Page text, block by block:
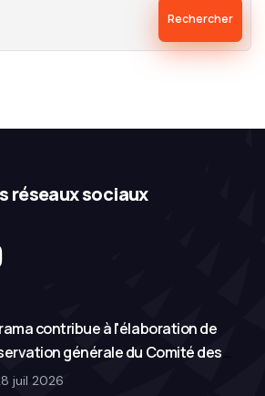
réseaux sociaux
contribue à l'élaboration de
générale du Comité des
de l'homme des Nations Unies sur la
juil 2026